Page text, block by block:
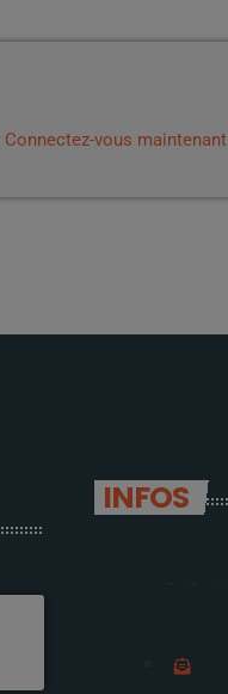
Connectez-vous maintenant
INFOS